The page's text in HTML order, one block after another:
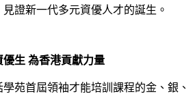
證新一代多元資優人才的誕生。
生 為香港貢獻力量
苑首屆領袖才能培訓課程的金、銀、